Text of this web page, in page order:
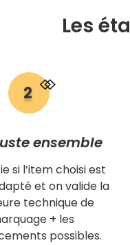
Les
ensemble
si l’item choisi est
et on valide la
technique de
+ les
possibles.